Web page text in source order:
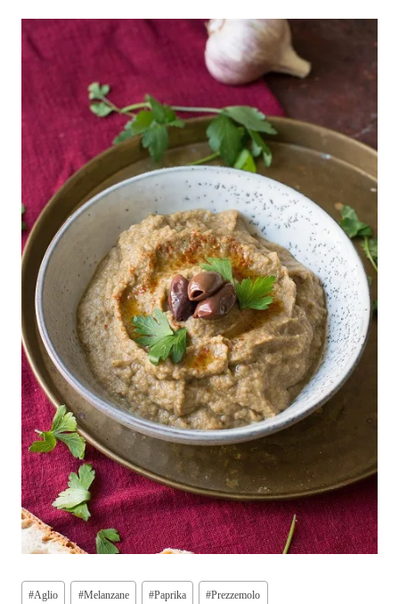
Tag
#Aglio #Melanzane #Paprika #Prezzemolo